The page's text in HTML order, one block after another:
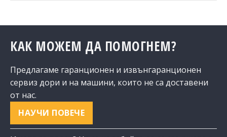
КАК МОЖЕМ ДА ПОМОГНЕМ?
Предлагаме гаранционен и извънгаранционен
сервиз дори и на машини, които не са доставени
от нас.
НАУЧИ ПОВЕЧЕ